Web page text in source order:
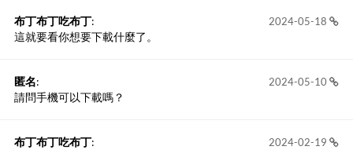
2024-05-18
布丁布丁吃布丁:
這就要看你想要下載什麼了。
2024-05-10
匿名:
請問手機可以下載嗎？
2024-02-19
布丁布丁吃布丁: